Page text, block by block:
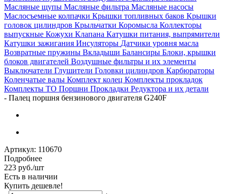
Масляные щупы Масляные фильтра Масляные насосы
Маслосъемные колпачки Крышки топливных баков Крышки
головок цилиндров Крыльчатки Коромысла Коллекторы
выпускные Кожухи Клапана Катушки питания, выпрямители
Катушки зажигания Инсуляторы Датчики уровня масла
Возвратные пружины Вкладыши Балансиры Блоки, крышки
блоков двигателей Воздушные фильтры и их элементы
Выключатели Глушители Головки цилиндров Карбюраторы
Коленчатые валы Комплект колец Комплекты прокладок
Комплекты ТО Поршни Прокладки Редуктора и их детали
- Палец поршня бензинового двигателя G240F
Артикул: 110670
Подробнее
223 руб./шт
Есть в наличии
Купить дешевле!